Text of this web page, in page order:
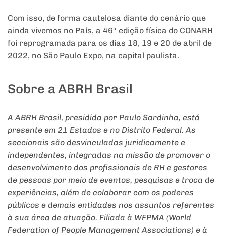
Com isso, de forma cautelosa diante do cenário que
ainda vivemos no País, a 46ª edição física do CONARH
foi reprogramada para os dias 18, 19 e 20 de abril de
2022, no São Paulo Expo, na capital paulista.
Sobre a ABRH Brasil
A ABRH Brasil, presidida por Paulo Sardinha, está
presente em 21 Estados e no Distrito Federal. As
seccionais são desvinculadas juridicamente e
independentes, integradas na missão de promover o
desenvolvimento dos profissionais de RH e gestores
de pessoas por meio de eventos, pesquisas e troca de
experiências, além de colaborar com os poderes
públicos e demais entidades nos assuntos referentes
à sua área de atuação. Filiada à WFPMA (World
Federation of People Management Associations) e à